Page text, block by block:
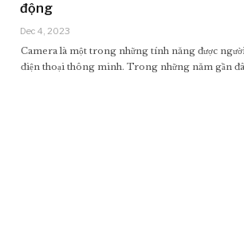
động
Dec 4, 2023
Camera là một trong những tính năng được
điện thoại thông minh. Trong những năm gần